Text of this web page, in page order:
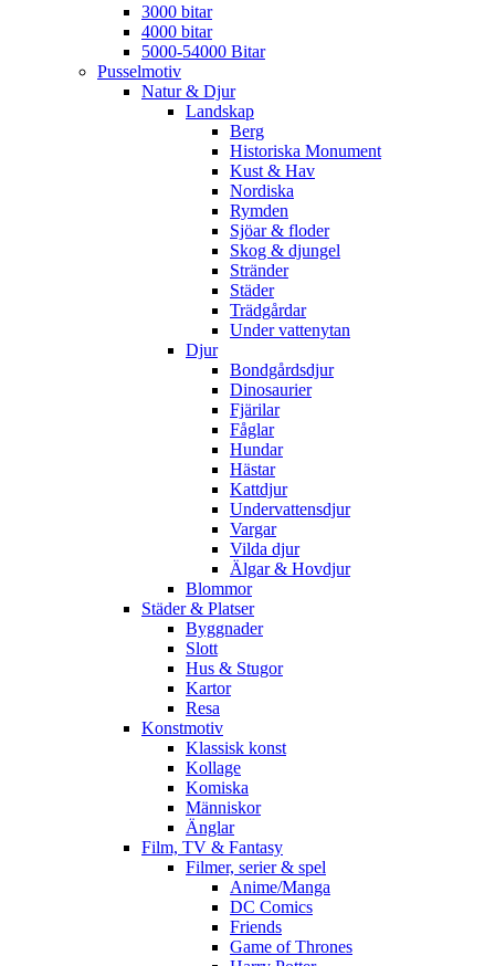
3000 bitar
4000 bitar
5000-54000 Bitar
Pusselmotiv
Natur & Djur
Landskap
Berg
Historiska Monument
Kust & Hav
Nordiska
Rymden
Sjöar & floder
Skog & djungel
Stränder
Städer
Trädgårdar
Under vattenytan
Djur
Bondgårdsdjur
Dinosaurier
Fjärilar
Fåglar
Hundar
Hästar
Kattdjur
Undervattensdjur
Vargar
Vilda djur
Älgar & Hovdjur
Blommor
Städer & Platser
Byggnader
Slott
Hus & Stugor
Kartor
Resa
Konstmotiv
Klassisk konst
Kollage
Komiska
Människor
Änglar
Film, TV & Fantasy
Filmer, serier & spel
Anime/Manga
DC Comics
Friends
Game of Thrones